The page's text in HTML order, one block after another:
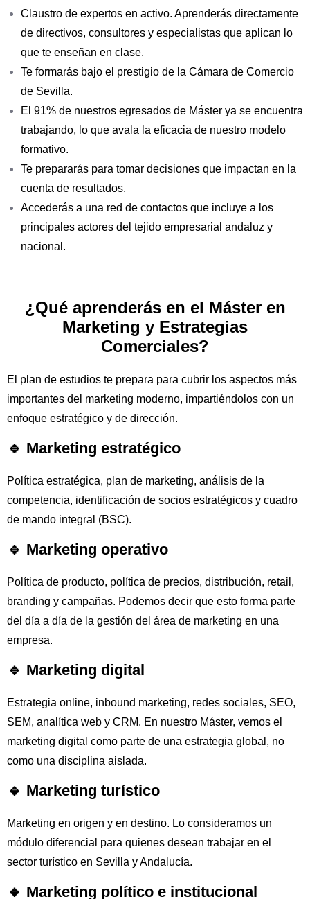
DIRECTOR DEL CAMPUS DE FORMACIÓN SILBON
Carmen Caparrós
EXPORT MANAGER EN SOVENA GROUP
Claustro de expertos en activo. Aprenderás directamente
de directivos, consultores y especialistas que aplican lo
que te enseñan en clase.
Te formarás bajo el prestigio de la Cámara de Comercio
de Sevilla.
El 91% de nuestros egresados de Máster ya se encuentra
trabajando, lo que avala la eficacia de nuestro modelo
formativo.
Te prepararás para tomar decisiones que impactan en la
cuenta de resultados.
Accederás a una red de contactos que incluye a los
principales actores del tejido empresarial andaluz y
nacional.
¿Qué aprenderás en el Máster en
Marketing y Estrategias
Comerciales?
El plan de estudios te prepara para cubrir los aspectos más
importantes del marketing moderno, impartiéndolos con un
enfoque estratégico y de dirección.
🔹 Marketing estratégico
Política estratégica, plan de marketing, análisis de la
competencia, identificación de socios estratégicos y cuadro
de mando integral (BSC).
🔹 Marketing operativo
Política de producto, política de precios, distribución, retail,
branding y campañas. Podemos decir que esto forma parte
del día a día de la gestión del área de marketing en una
empresa.
🔹 Marketing digital
Estrategia online, inbound marketing, redes sociales, SEO,
SEM, analítica web y CRM. En nuestro Máster, vemos el
marketing digital como parte de una estrategia global, no
como una disciplina aislada.
🔹 Marketing turístico
Marketing en origen y en destino. Lo consideramos un
módulo diferencial para quienes desean trabajar en el
sector turístico en Sevilla y Andalucía.
🔹 Marketing político e institucional